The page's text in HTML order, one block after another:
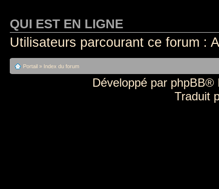
QUI EST EN LIGNE
Utilisateurs parcourant ce forum :
Portail » Index du forum
Développé par phpBB®
Traduit